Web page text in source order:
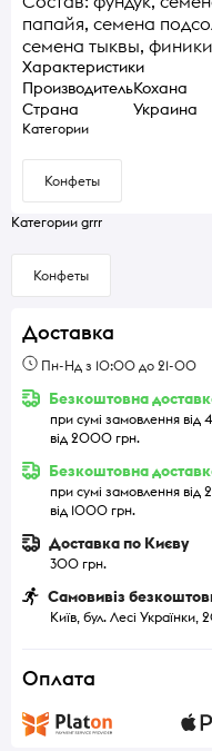
папайя, семена
семена тыквы,
Характеристики
ПроизводительКохана
Страна
Украина
Категории
Конфеты
Категории grrr
Конфеты
Доставка
Пн-Нд з 10:00 до 21-00
Безкоштовна
при сумі замовлення
від 2000 грн.
Безкоштовна
при сумі замовлення
від 1000 грн.
Доставка по Києву
300 грн.
Самовивіз
Київ, бул. Лесі Українки,
Оплата